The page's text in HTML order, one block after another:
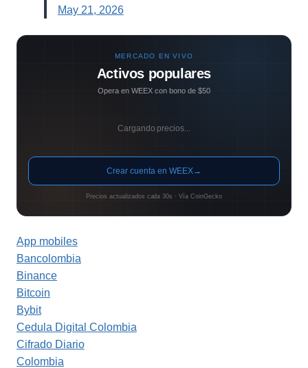
May 21, 2026
MERCADO EN VIVO
Activos populares
Opera en WEEX con bono de $50
Cargando precios...
Crear cuenta en WEEX→
Precios actualizados cada 30s · Vía CoinGecko
App mobiles
Bancolombia
Binance
Bitcoin
Bybit
Cedula Digital Colombia
Cifrado Diario
Colombia